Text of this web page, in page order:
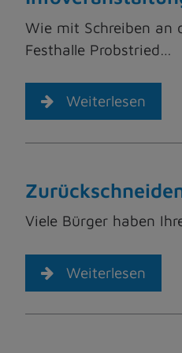
Wie mit Schreiben an
Festhalle Probstried…
Weiterlesen
Viele Bürger haben
Weiterlesen